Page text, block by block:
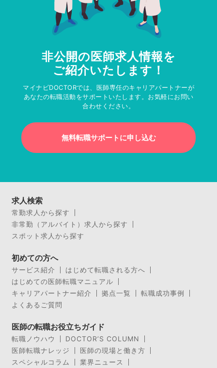
非公開の医師求人情報を
ご紹介いたします！
マイナビDOCTORでは、医師専任のキャリアパートナーが
あなたの転職活動をサポートいたします。お気軽にお問い
合わせください。
無料転職サポートに申し込む
求人検索
常勤求人から探す
非常勤（アルバイト）求人から探す
スポット求人から探す
初めての方へ
サービス紹介
はじめて転職される方へ
はじめての医師転職マニュアル
キャリアパートナー紹介
拠点一覧
転職成功事例
よくあるご質問
医師の転職お役立ちガイド
転職ノウハウ
DOCTOR’S COLUMN
医師転職ナレッジ
医師の現場と働き方
スペシャルコラム
業界ニュース